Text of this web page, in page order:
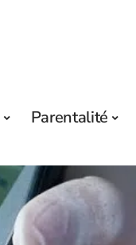
Parentalité